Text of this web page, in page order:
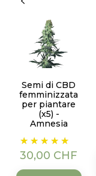
Semi di CBD
femminizzata
per piantare
(x5) -
Amnesia
Prezzo
30,00 CHF